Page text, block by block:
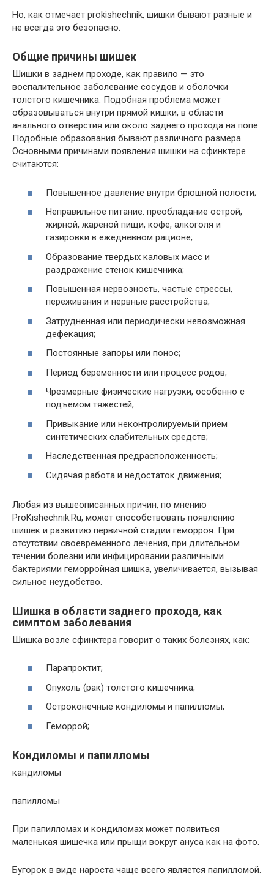
Но, как отмечает prokishechnik, шишки бывают разные и
не всегда это безопасно.
Общие причины шишек
Шишки в заднем проходе, как правило — это
воспалительное заболевание сосудов и оболочки
толстого кишечника. Подобная проблема может
образовываться внутри прямой кишки, в области
анального отверстия или около заднего прохода на попе.
Подобные образования бывают различного размера.
Основными причинами появления шишки на сфинктере
считаются:
Повышенное давление внутри брюшной полости;
Неправильное питание: преобладание острой,
жирной, жареной пищи, кофе, алкоголя и
газировки в ежедневном рационе;
Образование твердых каловых масс и
раздражение стенок кишечника;
Повышенная нервозность, частые стрессы,
переживания и нервные расстройства;
Затрудненная или периодически невозможная
дефекация;
Постоянные запоры или понос;
Период беременности или процесс родов;
Чрезмерные физические нагрузки, особенно с
подъемом тяжестей;
Привыкание или неконтролируемый прием
синтетических слабительных средств;
Наследственная предрасположенность;
Сидячая работа и недостаток движения;
Любая из вышеописанных причин, по мнению
ProKishechnik.Ru, может способствовать появлению
шишек и развитию первичной стадии геморроя. При
отсутствии своевременного лечения, при длительном
течении болезни или инфицировании различными
бактериями геморройная шишка, увеличивается, вызывая
сильное неудобство.
Шишка в области заднего прохода, как
симптом заболевания
Шишка возле сфинктера говорит о таких болезнях, как:
Парапроктит;
Опухоль (рак) толстого кишечника;
Остроконечные кондиломы и папилломы;
Геморрой;
Кондиломы и папилломы
кандиломы
папилломы
При папилломах и кондиломах может появиться
маленькая шишечка или прыщи вокруг ануса как на фото.
Бугорок в виде нароста чаще всего является папилломой.